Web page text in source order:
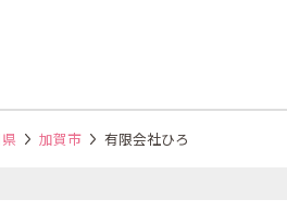
加賀市 有限会社ひろ